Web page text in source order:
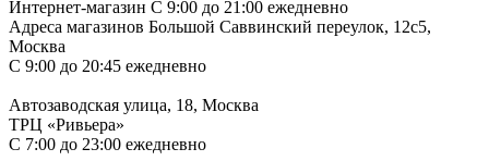
Интернет-магазин С 9:00 до 21:00 ежедневно
Адреса магазинов Большой Саввинский переулок, 12с5,
Москва
С 9:00 до 20:45 ежедневно
Автозаводская улица, 18, Москва
ТРЦ «Ривьера»
С 7:00 до 23:00 ежедневно